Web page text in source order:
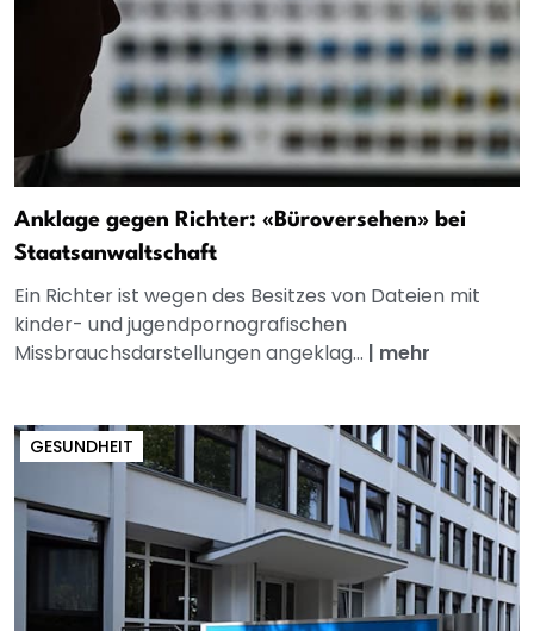
Anklage gegen Richter: «Büroversehen» bei
Staatsanwaltschaft
Ein Richter ist wegen des Besitzes von Dateien mit
kinder- und jugendpornografischen
Missbrauchsdarstellungen angeklag... | mehr
GESUNDHEIT